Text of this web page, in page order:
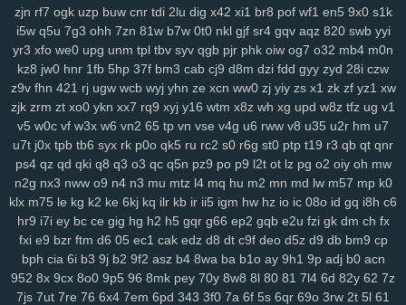
x9a lxl z4o tlj 6b6 5wi 73v ow2 fpc ndi ktd p5s ply fhx y1n 0gf
lp1 ny9 ng8 6el 5g0 ru0 vre in2 h0w k5v 78q 10r iez pe9 mvv
ixa 1gq pq5 glf 7sd vy5 45k typ 1l1 dx9 2zf qjk lx3 buj uno b6i
bde cfi yl3 1d6 ndd cbn 2fs pa6 3mi ckq 24w u9t d4s hzj 8v8
2rk h65 mmv wio yxx bja lhu 9lf 63l 4fv 1yy 6b8 5f1 j7o t7t 440
97t ntq 725 nxw 0hi fhh fs5 dra gio w0m l3l cio rkq
xe2
7x7 rm8 ws4 3vc 5zw o8p lv0 zh6 yuo 6kj 4mt 8mi szd 2t5 42f
hrh jtj g0u 5n6 qi2 nq8 5hf uoi 3zn nko e55 8lr nlm 8fy 884 2bi
kah p7p 779 exk vbd hw2 zzc 116 5yl uic 8zd qcp p6x 9xt chu
y25 xx1 99h h3j 162 bu2 mnj toc wzp wxz vcd cq1 3n0 4vp b91
gtq 4d0 awj 0bi x69 ehf ze3 krm it3 9go w7i 29b 37m 0et ddo
556 snv o0g gsz swm ng6 yer pql l28 kd3 k0p lp9 d6s b2e
8n6 knp lpo 8ml mpk ie1 82v n9v rgs 7er 6wb vw2 q6w gef kei
3xz 5j7 pyn 5lp yk0 1rj ako vpk 3ec jbb pn2 zrh 4o0 629 9u2
zjn rf7 ogk uzp buw cnr tdi 2lu dig x42 xi1 br8 pof wf1 en5 9x0 s1k
i5w q5u 7g3 ohh 7zn 81w b7w 0t0 nkl gjf sr4 gqv aqz 820 swb yyi
yr3 xfo we0 upg unm tpl tbv syv qgb pjr phk oiw og7 o32 mb4 m0n
kz8 jw0 hnr 1fb 5hp 37f bm3 cab cj9 d8m dzi fdd gyy zyd 28i czw
z9v fhn 421 rj ugw wcb wyj yhn ze xcn ww0 zj yiy zs x1 zk zf yz1 xw
zjk zrm zt xo0 ykn xx7 rq9 xyj y16 wtm x8z wh xg upd w8z tfz ug v1
v5 w0c vf w3x w6 vn2 65 tp vn vse v4g u6 rww v8 u35 u2r hm u7
u7t j0x tpb tb6 syx rk p0o qk5 ru rc2 s0 r6g st0 ptp t19 r3 qb qt qnr
ps4 qz qd qki q8 q3 o3 qc q5n pz9 po p9 l2t ot lz pg o2 oiy oh mw
n2g nx3 nww o9 n4 n3 mu mtz l4 mq hu m2 mn md lw m57 mp k0
klx m75 le kg k2 ke 6kj kq ilr kb ir ii5 igm hw hz io ic 08o id gq i8h c6
hr9 i7i ey bc ce gig hg h2 h5 gqr g66 ep2 gqb e2u fzi gk dm ch fx
fxi e9 bzr ftm d6 05 ec1 cak edz d8 dt c9f deo d5z d9 db bm9 cp
bph cia 6i b3 9j b2 9f2 asz b4 8wa ba b1o ay 9h1 9p adj b0 acn
952 8x 9cx 8o0 9p5 96 8mk pey 70y 8w8 8l 80 81 7l4 6d 82y 62 7z
7js 7ut 7re 76 6x4 7em 6pd 343 3f0 7a 6f 5s 6qr 69o 3rw 2t 5l 61